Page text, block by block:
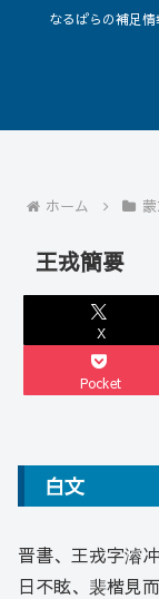
なるぱらの補足
ホーム
王戎簡要
X
Pocket
白文
晋書、王戎字濬
日不眩、裴楷見